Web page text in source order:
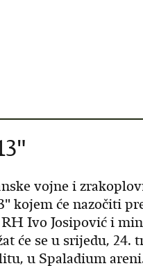
vojne i
kojem će nazočiti
Ivo Josipović i
će se u srijedu, 24.
u Spaladium